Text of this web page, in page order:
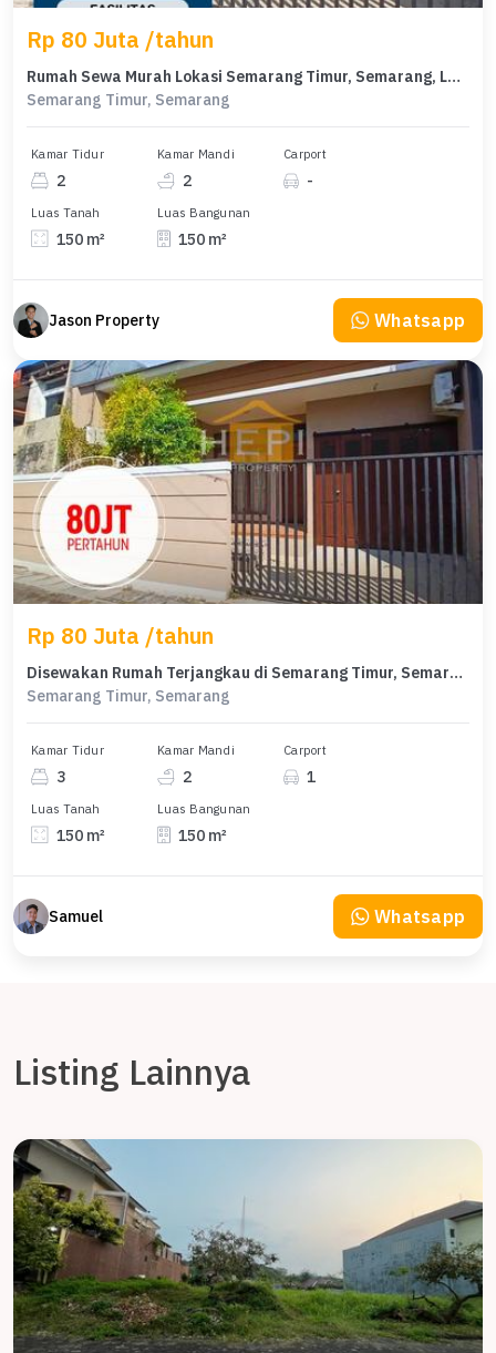
Rp 80 Juta /tahun
Rumah Sewa Murah Lokasi Semarang Timur, Semarang, LB 150m²
Semarang Timur, Semarang
Kamar Tidur
2
Kamar Mandi
2
Carport
-
Luas Tanah
150 m²
Luas Bangunan
150 m²
Jason Property Whatsapp
Rp 80 Juta /tahun
Disewakan Rumah Terjangkau di Semarang Timur, Semarang, LT 150m²
Semarang Timur, Semarang
Kamar Tidur
3
Kamar Mandi
2
Carport
1
Luas Tanah
150 m²
Luas Bangunan
150 m²
Samuel Whatsapp
Listing Lainnya